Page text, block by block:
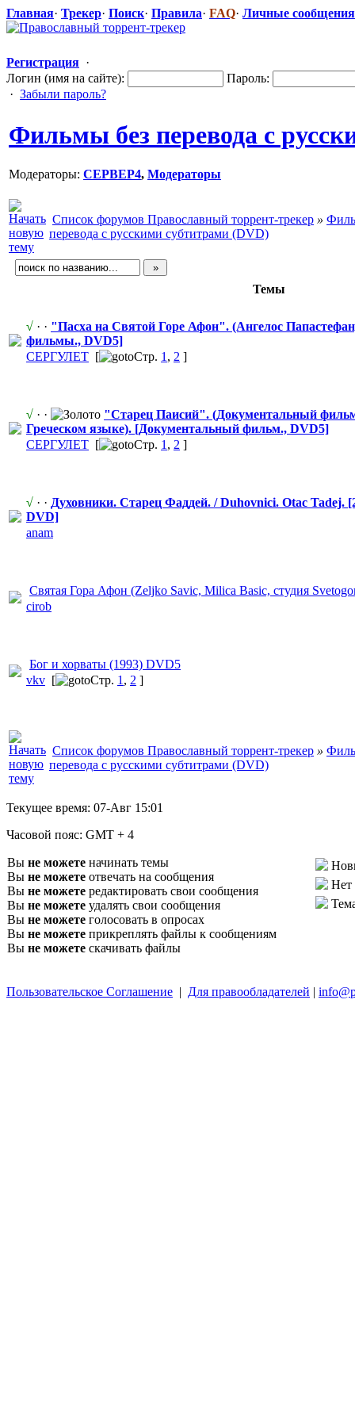
Главная· Трекер· Поиск· Правила· FAQ· Личные сообщения
Регистрация ·
Логин (имя на сайте):
Пароль:
· Забыли пароль?
Фильмы без перевода с
Модераторы: CEPBEP4, Модераторы
Список форумов Православный торрент-трекер »
перевода с русскими субтитрами (DVD)
Темы
√ · · "Пасха на Святой Горе Афон". (Ангелос
фильмы., DVD5]
СЕРГУЛЕТ [ Стр. 1 , 2 ]
√ · · "Старец Паисий". (Документальн​ый
Греческом языке). [Документальн​ый фильм., DVD5]
СЕРГУЛЕТ [ Стр. 1 , 2 ]
√ · · Духовники. Старец Фаддей. / Duhovnici. Otac Tadej.
DVD]
anam
Святая Гора Афон (Zeljko Savic, Milica Basic, студия
cirob
Бог и хорваты (1993) DVD5
vkv [ Стр. 1 , 2 ]
Список форумов Православный торрент-трекер »
перевода с русскими субтитрами (DVD)
Текущее время: 07-Авг 15:01
Часовой пояс: GMT + 4
Вы не можете начинать темы
Вы не можете отвечать на сообщения
Вы не можете редактировать свои сообщения
Вы не можете удалять свои сообщения
Вы не можете голосовать в опросах
Вы не можете прикреплять файлы к сообщениям
Вы не можете скачивать файлы
Нет
Пользовательское Соглашение | Для правообладателей |